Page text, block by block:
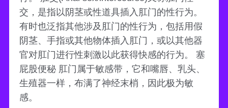
交，是指以阴茎或性道具插入肛门的性行为。
有时也泛指其他涉及肛门的性行为，包括用假
阴茎、手指或其他物体插入肛门，或以其他器
官对肛门进行性刺激以此获得快感的行为。 塞
屁股便秘 肛门属于敏感带，它和嘴唇、乳头、
生殖器一样，布满了神经末梢，因此极为敏
感。